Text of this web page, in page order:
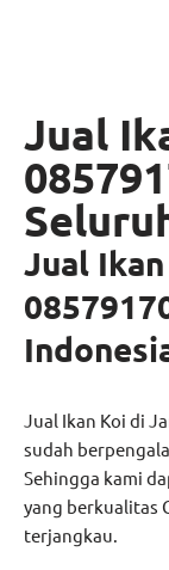
Jual
Jual
Jual Ikan Koi di
sudah
Sehingga kami
yang berkualitas
terjangkau.